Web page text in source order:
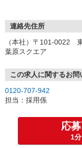
受付時間/平日9:00〜
【来場登録（目安1時間
▼Step2 全国にあるお仕
ご案内
▼Step3 就業前に職場見
応募⇒最短で2日後から
連絡先住所
（本社）〒101-0022
葉原スクエア
この求人に関するお問
0120-707-942
担当：採用係
応
1